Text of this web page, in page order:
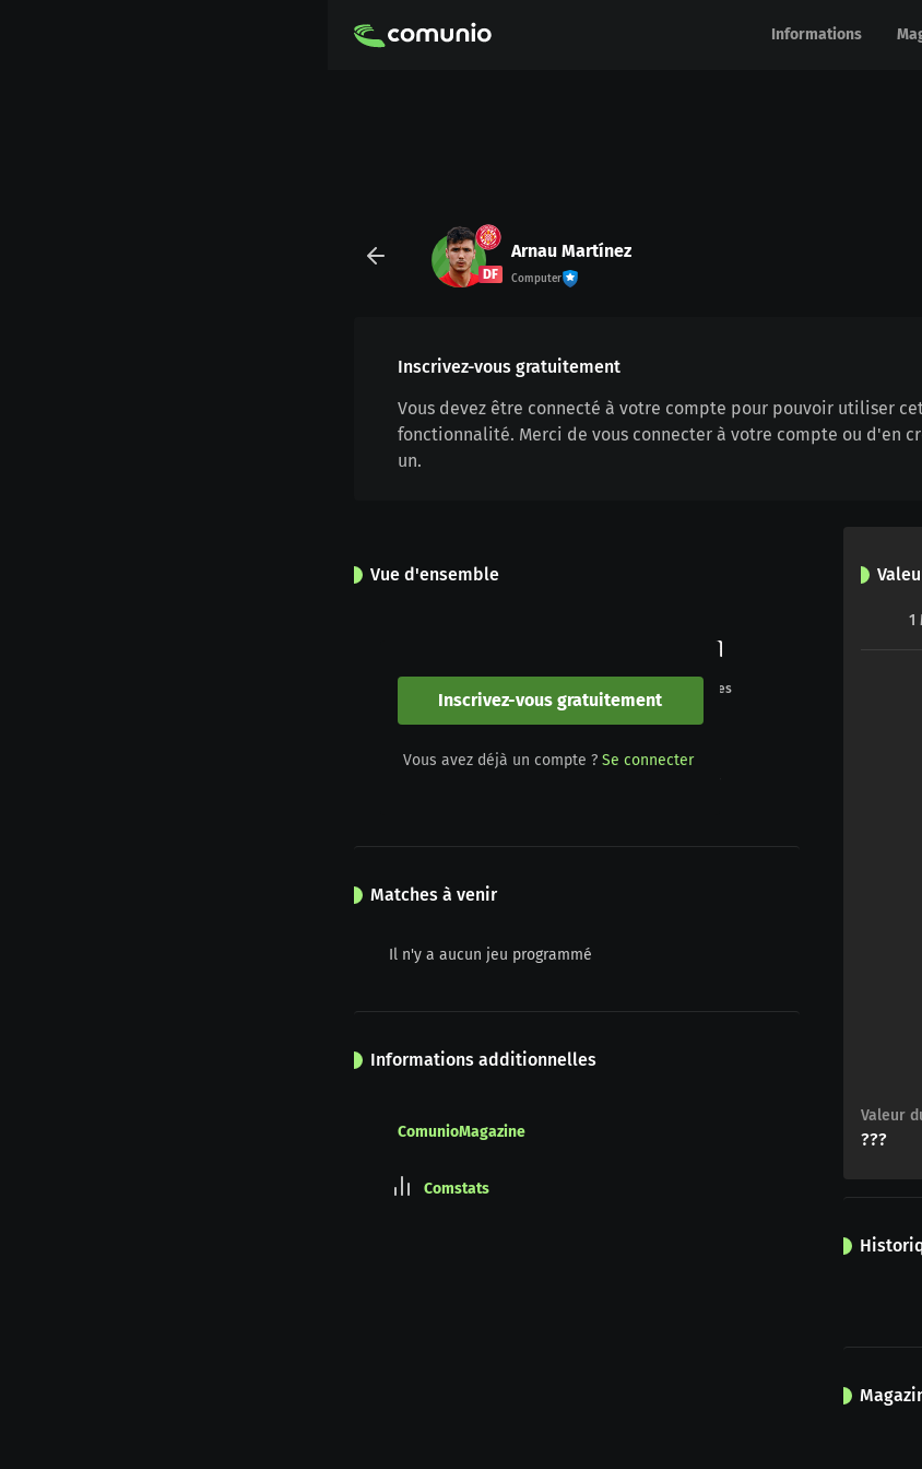
Informations
Informations
DF
Arnau Martínez
Computer
Inscrivez-vous gratuitement
Vous devez être connecté à votre compte pour pouvoir utiliser
fonctionnalité. Merci de vous connecter à votre compte ou d'en
un.
Vue d'ensemble
Apparitions Penalties
Matches à venir
Il n'y a aucun jeu programmé
Informations additionnelles
ComunioMagazine
Comstats
1
Valeur
???
Inscrivez-vous gratuitement
Vous avez déjà un compte ? Se connecter